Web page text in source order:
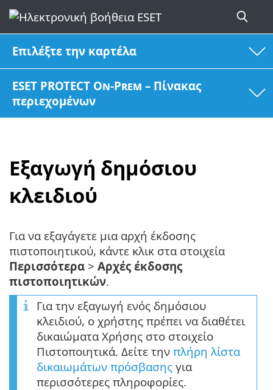
Επιλέξτε την καρτέλα
ESET PROTECT On-Prem – Πίνακας
περιεχομένων
Εξαγωγή δημόσιου
κλειδιού
Για να εξαγάγετε μια αρχή έκδοσης
πιστοποιητικού, κάντε κλικ στα στοιχεία
Περισσότερα > Αρχές έκδοσης
πιστοποιητικών.
Για την εξαγωγή ενός δημόσιου
κλειδιού, ο χρήστης πρέπει να διαθέτει
δικαιώματα Χρήσης στο στοιχείο
Πιστοποιητικά. Δείτε την πλήρη λίστα
δικαιωμάτων πρόσβασης για
περισσότερες πληροφορίες.